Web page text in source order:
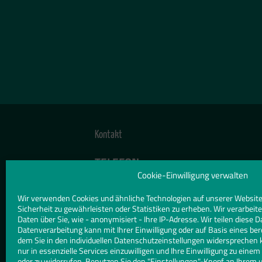
Cookie-Einwilligung verwalten
Wir verwenden Cookies und ähnliche Technologien auf unserer
Sicherheit zu gewährleisten oder Statistiken zu erheben. Wir
Daten über Sie, wie - anonymisiert - Ihre IP-Adresse. Wir teilen diese
Datenverarbeitung kann mit Ihrer Einwilligung oder auf Basis eines
dem Sie in den individuellen Datenschutzeinstellungen widersprechen
nur in essenzielle Services einzuwilligen und Ihre Einwilligung zu
Kontakt
TELEFON
030 823257402
E-MAIL
info@kunst-und-bauglaserei-
WEBSITE